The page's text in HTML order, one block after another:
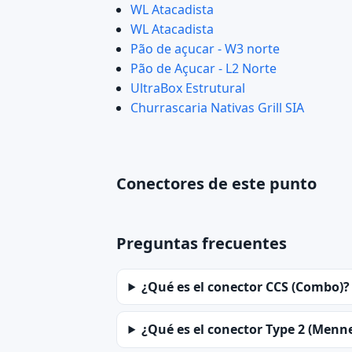
WL Atacadista
WL Atacadista
Pão de açucar - W3 norte
Pão de Açucar - L2 Norte
UltraBox Estrutural
Churrascaria Nativas Grill SIA
Conectores de este punto
Preguntas frecuentes
¿Qué es el conector CCS (Combo)?
¿Qué es el conector Type 2